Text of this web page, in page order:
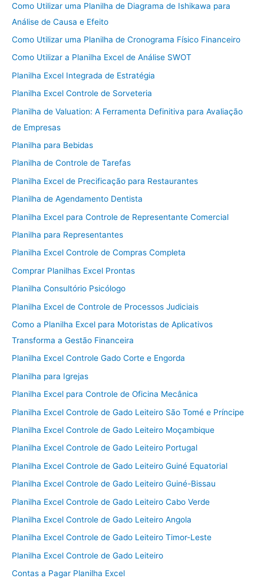
Como Utilizar uma Planilha de Diagrama de Ishikawa para
Análise de Causa e Efeito
Como Utilizar uma Planilha de Cronograma Físico Financeiro
Como Utilizar a Planilha Excel de Análise SWOT
Planilha Excel Integrada de Estratégia
Planilha Excel Controle de Sorveteria
Planilha de Valuation: A Ferramenta Definitiva para Avaliação
de Empresas
Planilha para Bebidas
Planilha de Controle de Tarefas
Planilha Excel de Precificação para Restaurantes
Planilha de Agendamento Dentista
Planilha Excel para Controle de Representante Comercial
Planilha para Representantes
Planilha Excel Controle de Compras Completa
Comprar Planilhas Excel Prontas
Planilha Consultório Psicólogo
Planilha Excel de Controle de Processos Judiciais
Como a Planilha Excel para Motoristas de Aplicativos
Transforma a Gestão Financeira
Planilha Excel Controle Gado Corte e Engorda
Planilha para Igrejas
Planilha Excel para Controle de Oficina Mecânica
Planilha Excel Controle de Gado Leiteiro São Tomé e Príncipe
Planilha Excel Controle de Gado Leiteiro Moçambique
Planilha Excel Controle de Gado Leiteiro Portugal
Planilha Excel Controle de Gado Leiteiro Guiné Equatorial
Planilha Excel Controle de Gado Leiteiro Guiné-Bissau
Planilha Excel Controle de Gado Leiteiro Cabo Verde
Planilha Excel Controle de Gado Leiteiro Angola
Planilha Excel Controle de Gado Leiteiro Timor-Leste
Planilha Excel Controle de Gado Leiteiro
Contas a Pagar Planilha Excel